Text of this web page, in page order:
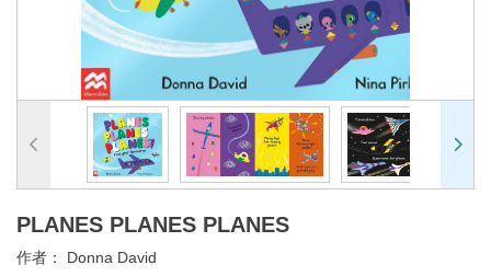
PLANES PLANES PLANES
作者： Donna David